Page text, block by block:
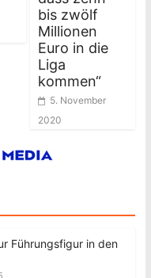
bis zwölf
Millionen
Euro in die
Liga
kommen“
5. November
2020
Führungsfigur in den